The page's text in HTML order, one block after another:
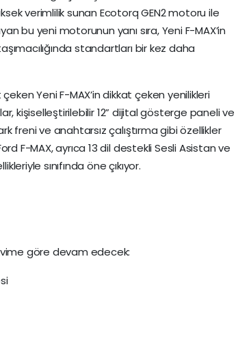
verimlilik sunan Ecotorq GEN2 motoru ile
bu yeni motorunun yanı sıra, Yeni F-MAX’in
standartları bir kez daha
Yeni F-MAX’in dikkat çeken yenilikleri
kişiselleştirilebilir 12” dijital gösterge paneli ve
freni ve anahtarsız çalıştırma gibi özellikler
F-MAX, ayrıca 13 dil destekli Sesli Asistan ve
sınıfında öne çıkıyor.
göre devam edecek: